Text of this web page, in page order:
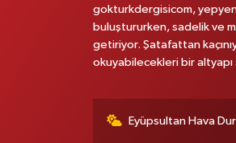
gokturkdergisicom,
buluştururken, sadelik ve
getiriyor. Şatafattan
okuyabilecekleri bir altyapı
Eyüpsultan Hava